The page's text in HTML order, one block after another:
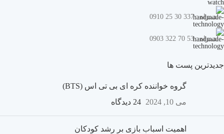
همراه : 337 30 25 0910
همراه : 53 70 322 0903
جدیدترین پست ها
گروه خواننده کره ای بی تی اس (BTS)
می 10, 2024
24 دیدگاه
اهمیت اسباب بازی بر رشد کودکان